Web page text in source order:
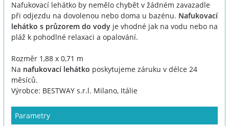
Nafukovací lehátko by nemělo chybět v žádném zavazadle
při odjezdu na dovolenou nebo doma u bazénu. Nafukovací
lehátko s průzorem do vody je vhodné jak na vodu nebo na
pláž k pohodlné relaxaci a opalování.
Rozměr 1,88 x 0,71 m
Na nafukovací lehátko poskytujeme záruku v délce 24
měsíců.
Výrobce: BESTWAY s.r.l. Milano, Itálie
Parametry